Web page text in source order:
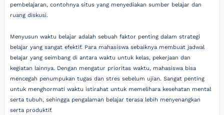
pembelajaran, contohnya situs yang menyediakan sumber belajar dan
ruang diskusi.
Menyusun waktu belajar adalah sebuah faktor penting dalam strategi
belajar yang sangat efektif. Para mahasiswa sebaiknya membuat jadwal
belajar yang seimbang di antara waktu untuk kelas, pekerjaan dan
kegiatan lainnya. Dengan mengatur prioritas waktu, mahasiswa bisa
mencegah penumpukan tugas dan stres sebelum ujian. Sangat penting
untuk menghormati waktu istirahat untuk memelihara kesehatan mental
serta tubuh, sehingga pengalaman belajar terasa lebih menyenangkan
serta produktif.